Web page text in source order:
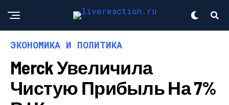
ЭКОНОМИКА И ПОЛИТИКА
Merck Увеличила
Чистую Прибыль На 7%